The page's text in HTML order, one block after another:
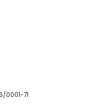
0001-71